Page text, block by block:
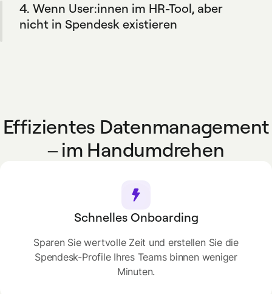
in Spendesk übernommen.
4. Wenn User:innen im HR-Tool, aber
nicht in Spendesk existieren
Effizientes Datenmanagement
– im Handumdrehen
Schnelles Onboarding
Sparen Sie wertvolle Zeit und erstellen Sie die
Spendesk-Profile Ihres Teams binnen weniger
Minuten.